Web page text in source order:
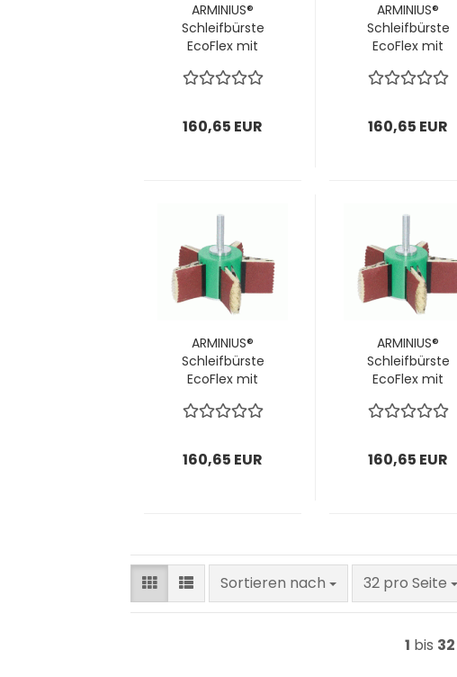
ARMINIUS®
Schleifbürste
EcoFlex mit
160x100x10mm;
Schleiflamellen
P80 & Bürsten; 1
160,65 EUR
ARMINIUS®
Schleifbürste
EcoFlex mit
160x100x10mm;
Schleiflamellen
P100 & Bürsten; 1
160,65 EUR
ARMINIUS®
Schleifbürste
EcoFlex mit
160x100x10mm;
Schleiflamellen
P180 & Bürsten; 1
160,65 EUR
ARMINIUS®
Schleifbürste
EcoFlex mit
160x100x10mm;
Schleiflamellen
P220 & Bürsten;
160,65 EUR
Sortieren nach
Sortieren nach 32 pro Seite
pro Seite
1 bis 32